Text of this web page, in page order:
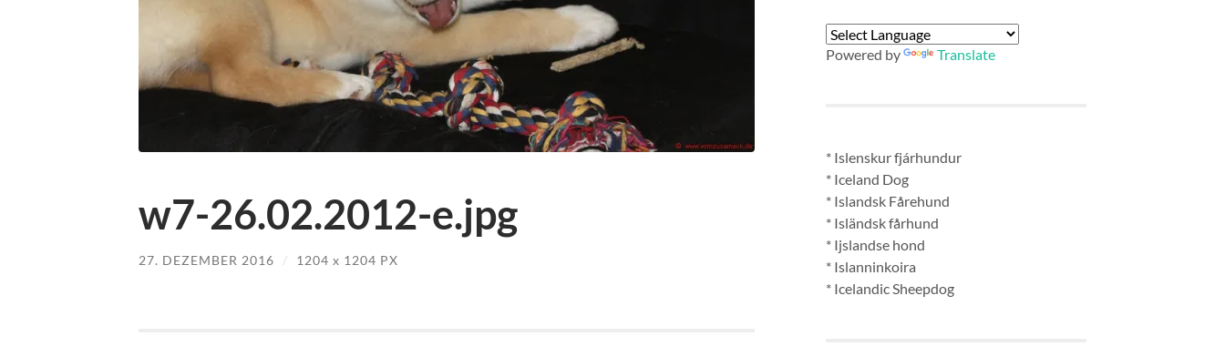
w7-26.02.2012-e.jpg
27. DEZEMBER 2016 / 1204 x 1204 PX
Powered by Translate
* Islenskur fjárhundur
* Iceland Dog
* Islandsk Fårehund
* Isländsk fårhund
* Ijslandse hond
* Islanninkoira
* Icelandic Sheepdog